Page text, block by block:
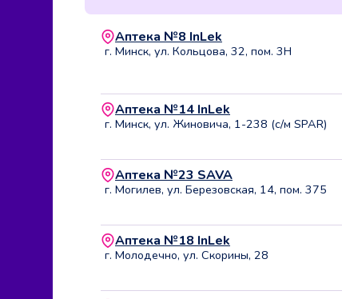
Аптека №8 InLek
г. Минск, ул. Кольцова, 32, пом. 3Н
Аптека №14 InLek
г. Минск, ул. Жиновича, 1-238 (с/м SPAR)
Аптека №23 SAVA
г. Могилев, ул. Березовская, 14, пом. 375
Аптека №18 InLek
г. Молодечно, ул. Скорины, 28